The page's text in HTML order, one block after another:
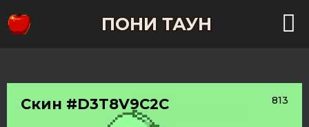
ПОНИ ТАУН
Скин #D3T8V9C2C 813